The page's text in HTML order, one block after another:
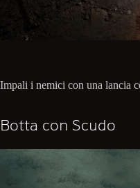
Impali i nemici con una lancia
Botta con Scudo